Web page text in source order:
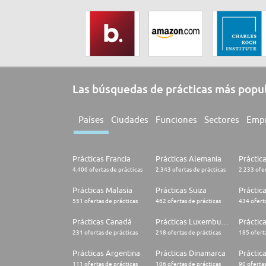
Las búsquedas de prácticas más
Países Ciudades Funciones Sectores
Prácticas Francia
4.406 ofertas de prácticas
Prácticas Alemania
2.343 ofertas de prácticas 2.233
Prácticas Malasia
551 ofertas de prácticas
Prácticas Suiza
462 ofertas de prácticas 434
Prácticas Canadá
231 ofertas de prácticas 218 ofertas de prácticas 185
Prácticas Argentina
111 ofertas de prácticas
Prácticas Dinamarca
106 ofertas de prácticas 90